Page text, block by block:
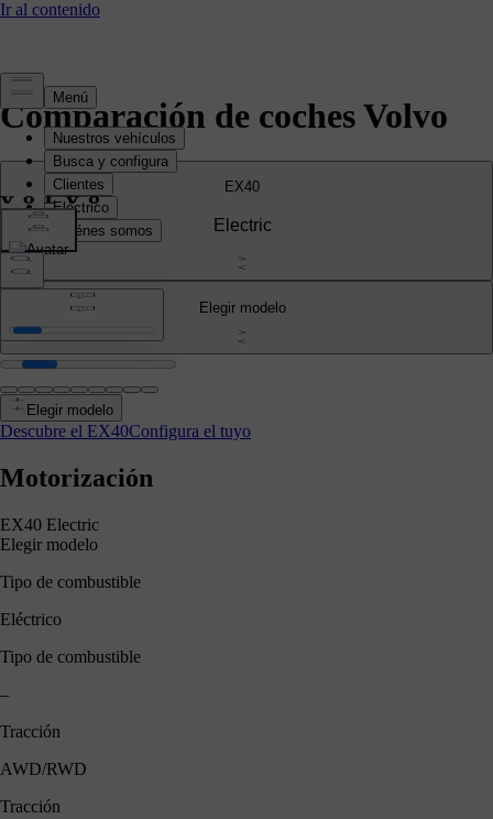
Comparación de coches Volvo
EX40
Electric
Elegir modelo
Elegir modelo
Descubre el EX40Configura el tuyo
Motorización
EX40 Electric
Elegir modelo
Tipo de combustible
Eléctrico
Tipo de combustible
–
Tracción
AWD/RWD
Tracción